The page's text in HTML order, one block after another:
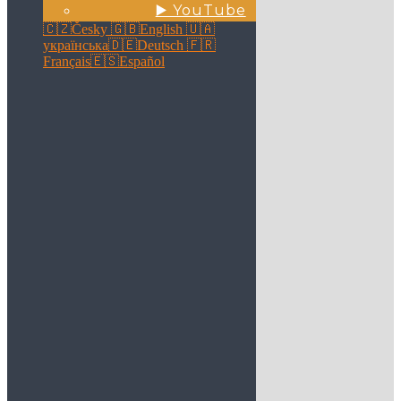
▶️ YouTube
🇨🇿Česky 🇬🇧English 🇺🇦
українська🇩🇪Deutsch 🇫🇷
Français🇪🇸Español